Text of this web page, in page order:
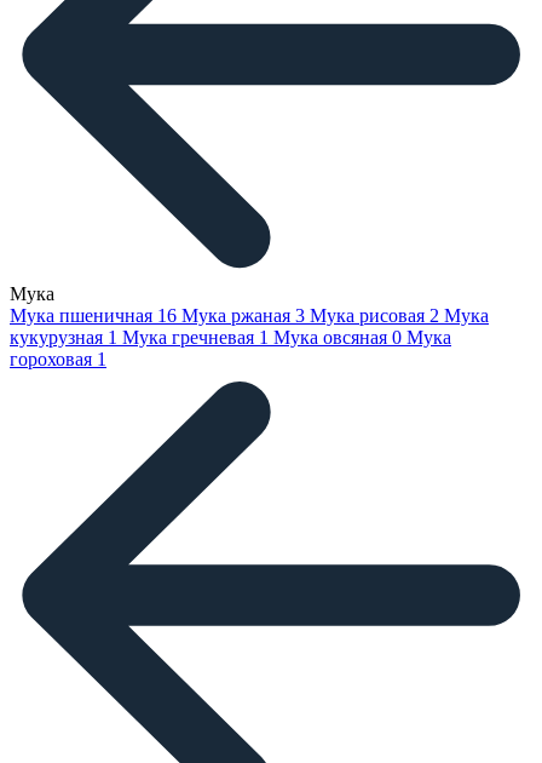
Мука
Мука пшеничная 16 Мука ржаная 3 Мука рисовая 2 Мука
кукурузная 1 Мука гречневая 1 Мука овсяная 0 Мука
гороховая 1